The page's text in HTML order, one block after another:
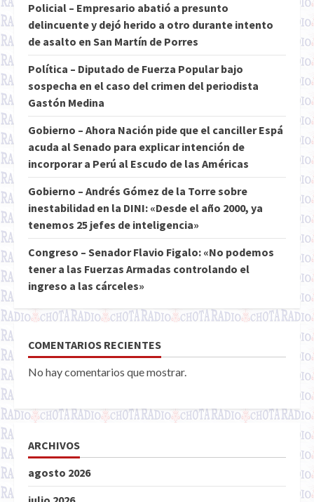
Policial – Empresario abatió a presunto
delincuente y dejó herido a otro durante intento
de asalto en San Martín de Porres
Política – Diputado de Fuerza Popular bajo
sospecha en el caso del crimen del periodista
Gastón Medina
Gobierno – Ahora Nación pide que el canciller Espá
acuda al Senado para explicar intención de
incorporar a Perú al Escudo de las Américas
Gobierno – Andrés Gómez de la Torre sobre
inestabilidad en la DINI: «Desde el año 2000, ya
tenemos 25 jefes de inteligencia»
Congreso – Senador Flavio Figalo: «No podemos
tener a las Fuerzas Armadas controlando el
ingreso a las cárceles»
COMENTARIOS RECIENTES
No hay comentarios que mostrar.
ARCHIVOS
agosto 2026